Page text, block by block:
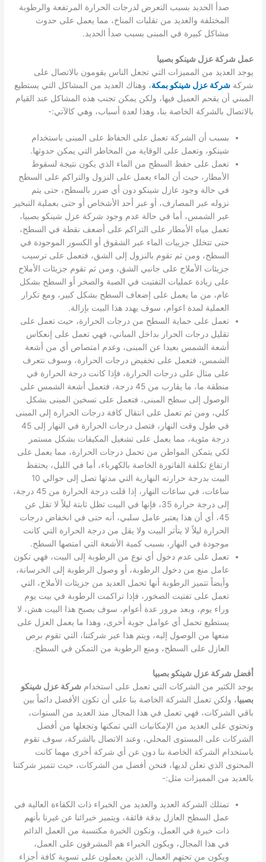
صدأ الحديد بسبب التعرض لدرجات الحرارة المرتفعة والرطوبة
المختلفة والعديد من تقلبات المناخ، مما يعمل على حدوث
مشاكل كبيرة في المبنى بسبب صدأ الحديد.
عمل شركة عزل شينكو بصبيا
يوجد العديد من المميزات التي تجعل الناس يقومون بالاتصال على
شركةشركة عزل شينكو بمكة، وهناك العديد من المشاكل التي يستطيع
المبني أن يقحم العميل فيها، ولكن يمكن تجنب هذه المشاكل عند القيام
بالاتصال بالشركة الخاصة بنا، وهذا لعدة أسباب، وهي كالآتي:-
بسبب أن الشركة تعمل على الحفاظ على المبنى باستخدام
شينكو، وتعمل على الوقاية من المخاطر التي يمكن حدوثها.
تعمل على حفظ السطح من الماء الذي يكون نتيجة لسقوط
الأمطار، حيث أن الماء يعمل على النزول والتراكم على السطح
في حالة وجود عازل شينكو دون أي ضرر بالسطح، حتى يتم
نزوله عبر المصارف، أو عبر أحد الأشخاص أو حتى بعملية التبخير
عبر الشمس، أما في حالة عدم وجود شركة عزل شينكو بصبيا،
تعمل مياه الأمطار على التراكم على أضعف نقطة في السطح،
حتى تتخلل جزييات الماء عبر الشقوق أو الكسور الموجودة في
السطح، ومن ثم تقوم بالنزول إلى الشق، فتعمل على ترسيب
جزيئات الأملاح على جانبي الشق، ومن ثم تقوم جزيئات الأملاح
على زيادة عمليات التفتيت في الصبة والصخر أو السطح بشكل
عام، من ما يعمل على إضعاف السطح بشكل كبير، ومع تكرار
العملية لمدة اعوام، سوف يهدد هذا البيت بإزالة.
تعمل على حماية السطح من درجات الحرارة، حيث تعمل على
تقليل درجات الحرار بداخل المباني، فهي تعمل على إنعكاس
أشعة الشمس بعيدا عن المبنى، وعدم امتصاص أي من أشعة
الشمس، فتعمل على تخفيض درجات الحرارة، وسوف نتعرف
على مثال على درجات الحرارة، فإذا كانت درجة الحرارة في
منطقة ما، ما يقارب من 45 درجة، فتعمل أشعة الشمس على
الوصول إلى سطح المبنى، فتعمل على تسخين المبنى بشكل
كلي، ومن ثم تعمل على انتقال كافة درجات الحرارة إلى المبنى
في طول وقت النهار، فتصل درجات الحرارة في النهار إلى 45
درجة مئوية، مما يعمل على تشغيل المكيفات بشكل مستمر
لكي يتمكن المواطن من تحمل درجات الحرارة، مما يعمل على
ارتفاع تكلفة الفاتورة الخاصة بالكهرباء، أما في الليل، يحتفظ
البيت بدرجة حرارته النهارية التي مدتها تصل إلى حوالي 10
ساعات، في ساعات النهار، إذا قلت درجة الحرارة من 45 درجة،
إلى درجة حرارة 35، فإنها في البيت تظل ثابتة ليلاً لا تقل عن
45، أي أن هذا يعتبر عامل سلبي، أنه حتى في انخفاض درجات
الحرارة ليلاً لا يتأثر البيت ولا يقل من درجة الحرارة التي كانت
موجودة في النهار، بسبب كمية الأشعة التي امتصها السطح.
تعمل على عدم دخول أي نوع من الرطوبة إلى البيت، فهي تكون
عامل منع من دخول الرطوبة، أو وصول الرطوبة إلى الخرسانة،
وأيضاً تتميز الرطوبة أنها تحمل العديد من جزيئات الأملاح، التي
تعمل على تفتيت الصخور، فإذا تراكمت الرطوبة في بيت يوم
وراء يوم، وبعد مرور عدة أعوام، سوف يصبح هذا البيت هش، لا
يستطيع تحمل أي عوامل جوية أخرى، وهذا ما يعمل العزل على
منعها من الوصول إليه، ويتم هذا عبر شركتنا، التي تقوم برص
العازل على السطح، ومنع الرطوبة من التمكن في السطح.
أفضل شركة عزل شينكو بصبيا
يوجد الكثير من الشركات التي تعمل على استخدام شركة عزل شينكو
بصبيا، ولكن تعمل الشركة الخاصة بنا على أن تكون الأفضل دائماً بين
باقي الشركات، فهي تعمل في هذا المجال منذ العديد من السنوات،
وتحتوي على العديد من الإمكانيات التي تمكنها وتجعلها من أفضل
الشركات على المستوى المحلي، وعند الاتصال بالشركة، سوف تقوم
باستخدام الشركة الخاصة بنا دون عن أي شركة أخرى مهما كانت
المحتوى الذي تعلن لديها، فنحن أفضل من الشركات، حيث تتميز شركتنا
بالعديد من المميزات مثل:-
تمتلك الشركة العديد والعديد من الخبراء ذات الكفاءة العالية في
عمل السطح العازل بدقة فائقة، ويتميز خبرائنا عن غيرنا بأنهم
ذات خبرة في العمل، وتكون الخبرة مكتسبة من العمل الدائم
في هذا المجال، ويكون الخبراء هم المشرفون على العمل،
ويكون من تحتهم العمال، الذين يعملون على تسوية كافة أجزاء